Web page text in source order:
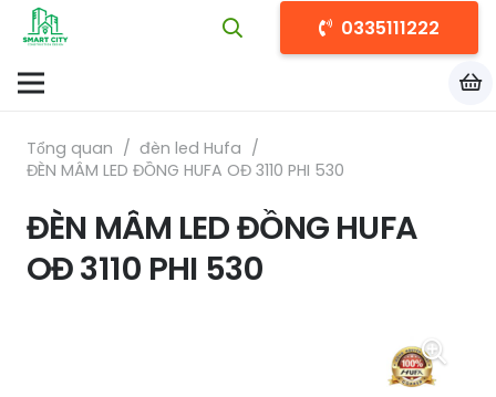
0335111222
Tổng quan / đèn led Hufa /
ĐÈN MÂM LED ĐỒNG HUFA OĐ 3110 PHI 530
ĐÈN MÂM LED ĐỒNG HUFA
OĐ 3110 PHI 530